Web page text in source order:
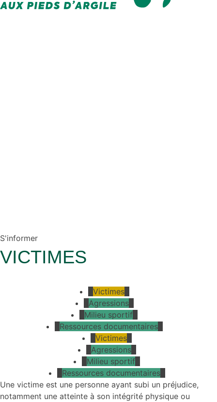
S'informer
VICTIMES
Victimes
Agressions
Milieu sportif
Ressources documentaires
Victimes
Agressions
Milieu sportif
Ressources documentaires
Une victime est une personne ayant subi un préjudice,
notamment une atteinte à son intégrité physique ou